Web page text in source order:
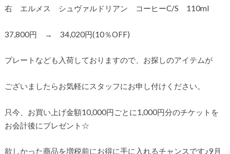
右 エルメス シュヴァルドリアン コーヒーC/S 110ml
37,800円 → 34,020円(10％OFF)
プレートなども入荷しておりますので、お探しのアイテムが
ございましたらお気軽にスタッフにお申し付けください。
只今、お買い上げ金額10,000円ごとに1,000円分のチケットを
お会計後にプレゼント☆
欲しかった商品を増税前にお得に手に入れるチャンスです♪9月